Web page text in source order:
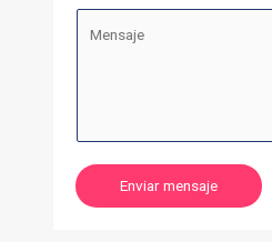
Enviar mensaje